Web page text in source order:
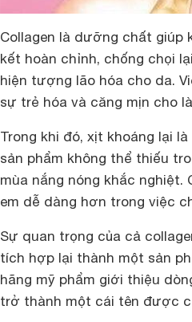
Collagen là dưỡng chất
kết hoàn chỉnh, chống chọi
hiện tượng lão hóa cho da.
sự trẻ hóa và căng mịn cho
Trong khi đó, xịt khoáng lại
sản phẩm không thể thiếu
mùa nắng nóng khắc nghiệt.
em dễ dàng hơn trong việc
Sự quan trọng của cả
tích hợp lại thành một sản
hãng mỹ phẩm giới thiệu
trở thành một cái tên được